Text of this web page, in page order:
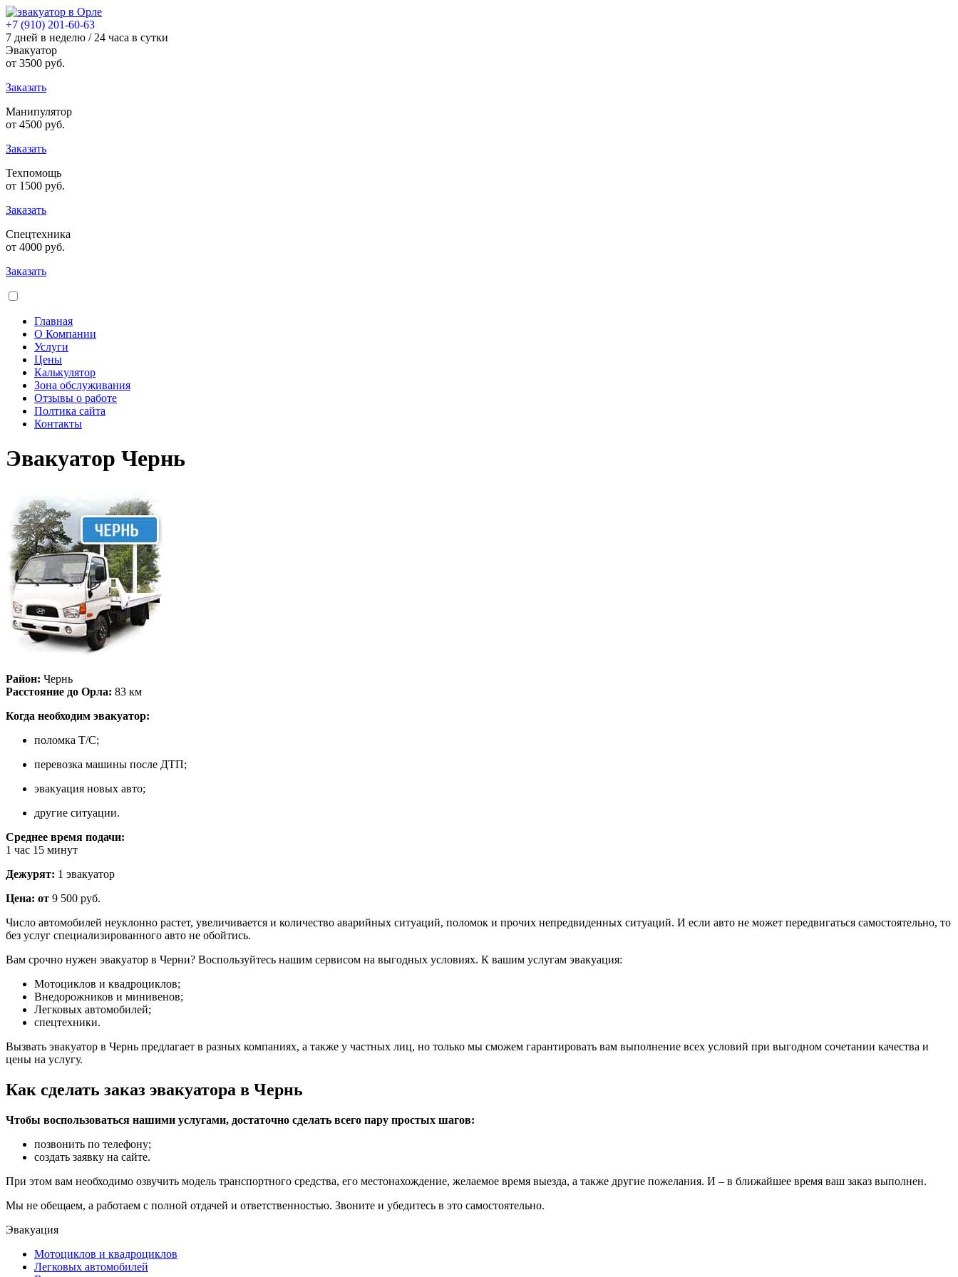
+7 (910) 201-60-63
7 дней в неделю / 24 часа в сутки
Эвакуатор
от 3500 руб.
Заказать
Манипулятор
от 4500 руб.
Заказать
Техпомощь
от 1500 руб.
Заказать
Спецтехника
от 4000 руб.
Заказать
Главная
О Компании
Услуги
Цены
Калькулятор
Зона обслуживания
Отзывы о работе
Полтика сайта
Контакты
Эвакуатор Чернь
Район: Чернь
Расстояние до Орла: 83 км
Когда необходим эвакуатор:
поломка Т/С;
перевозка машины после ДТП;
эвакуация новых авто;
другие ситуации.
Среднее время подачи:
1 час 15 минут
Дежурят: 1 эвакуатор
Цена: от 9 500 руб.
Число автомобилей неуклонно растет, увеличивается и количество аварийных ситуаций, поломок и прочих непредвиденных ситуаций. И если авто не может передвигаться самостоятельно, то
без услуг специализированного авто не обойтись.
Вам срочно нужен эвакуатор в Черни? Воспользуйтесь нашим сервисом на выгодных условиях. К вашим услугам эвакуация:
Мотоциклов и квадроциклов;
Внедорожников и минивенов;
Легковых автомобилей;
спецтехники.
Вызвать эвакуатор в Чернь предлагает в разных компаниях, а также у частных лиц, но только мы сможем гарантировать вам выполнение всех условий при выгодном сочетании качества и
цены на услугу.
Как сделать заказ эвакуатора в Чернь
Чтобы воспользоваться нашими услугами, достаточно сделать всего пару простых шагов:
позвонить по телефону;
создать заявку на сайте.
При этом вам необходимо озвучить модель транспортного средства, его местонахождение, желаемое время выезда, а также другие пожелания. И – в ближайшее время ваш заказ выполнен.
Мы не обещаем, а работаем с полной отдачей и ответственностью. Звоните и убедитесь в это самостоятельно.
Эвакуация
Мотоциклов и квадроциклов
Легковых автомобилей